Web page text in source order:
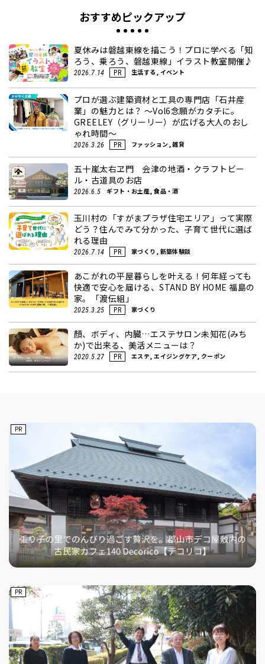
おすすめピックアップ
夏休みは磐越東線を描こう！プロに学べる「知
ろう、乗ろう、磐越東線」イラスト教室開催♪
2026.7.14 PR 生活する, イベント
プロが選ぶ建築資材と工具の専門店「石井産
業」の魅力とは？ ～Vol6念願がカタチに。
GREELEY（グリーリー）が広げる大人のおし
ゃれ時間～
2026.3.26 PR ファッション, 雑貨
五十嵐太右ヱ門 会津の地酒・クラフトビー
ル・古道具のお店
2026.6.5 ギフト・お土産, 食品・酒
玉川村の「すがまプラザ住宅エリア」って実際
どう？住んでみて分かった、子育て世代に選ば
れる理由
2026.7.14 PR 家づくり, 新築体験談
あこがれの平屋暮らしを叶える！何年経っても
快適で安心を届ける、STAND BY HOME 福島の
家。「渡伝組」
2025.3.25 PR 家づくり
顏、ボディ、内臓…エステサロン未知花(みち
か)で出来る、美活メニューは？
2020.5.27 PR エステ, エイジングケア, クーポン
PR
PR